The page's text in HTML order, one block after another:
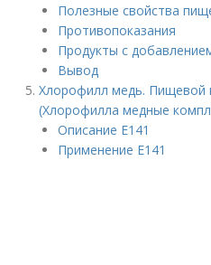
Полезные свойства
Противопоказания
Продукты с
Вывод
Хлорофилл медь. Пищевой
(Хлорофилла медные
Описание Е141
Применение Е141